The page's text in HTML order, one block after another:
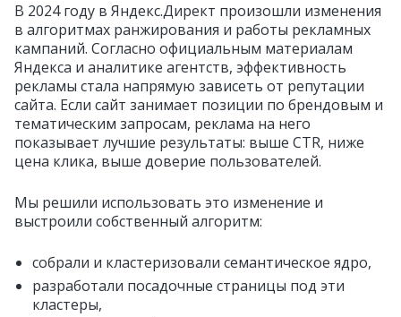
В 2024 году в Яндекс.Директ произошли изменения
в алгоритмах ранжирования и работы рекламных
кампаний. Согласно официальным материалам
Яндекса и аналитике агентств, эффективность
рекламы стала напрямую зависеть от репутации
сайта. Если сайт занимает позиции по брендовым и
тематическим запросам, реклама на него
показывает лучшие результаты: выше CTR, ниже
цена клика, выше доверие пользователей.
Мы решили использовать это изменение и
выстроили собственный алгоритм:
собрали и кластеризовали семантическое ядро,
разработали посадочные страницы под эти
кластеры,